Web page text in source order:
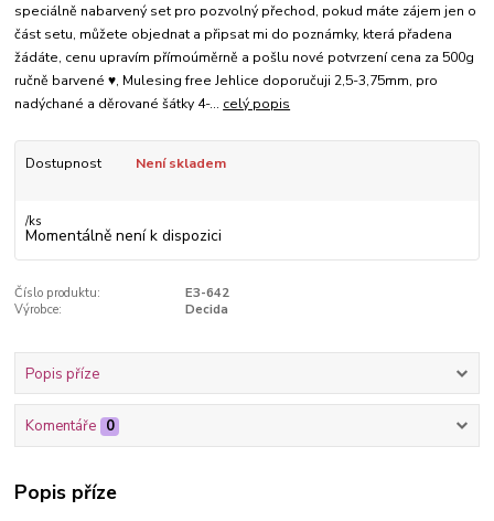
speciálně nabarvený set pro pozvolný přechod, pokud máte zájem jen o
část setu, můžete objednat a připsat mi do poznámky, která přadena
žádáte, cenu upravím přímoúměrně a pošlu nové potvrzení cena za 500g
ručně barvené ♥, Mulesing free Jehlice doporučuji 2,5-3,75mm, pro
nadýchané a děrované šátky 4-... celý popis
Dostupnost Není skladem
/ks
Momentálně není k dispozici
Číslo produktu:
E3-642
Výrobce:
Decida
Popis příze
Komentáře 0
Popis příze